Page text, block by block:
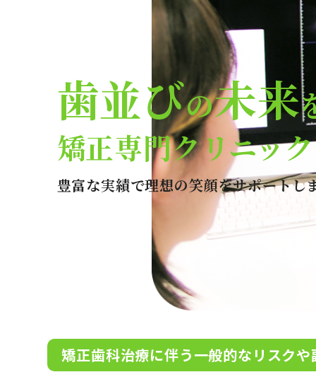
歯並びの未来
矯正専門クリニック
豊富な実績で理想の笑顔をサポートし
矯正歯科治療に伴う一般的なリスク